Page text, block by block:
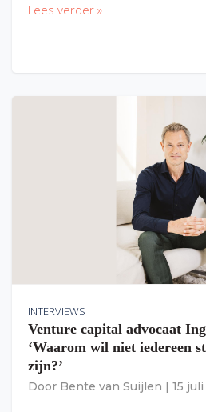
Lees verder »
INTERVIEWS
Venture capital advocaat
‘Waarom wil niet iedereen
zijn?’
Door Bente van Suijlen 15